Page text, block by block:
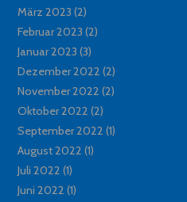
März 2023 (2)
Februar 2023 (2)
Januar 2023 (3)
Dezember 2022 (2)
November 2022 (2)
Oktober 2022 (2)
September 2022 (1)
August 2022 (1)
Juli 2022 (1)
Juni 2022 (1)